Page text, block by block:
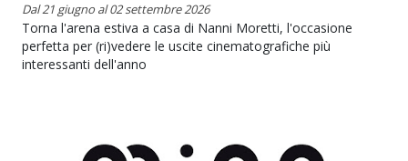
Dal 21 giugno al 02 settembre 2026
Torna l'arena estiva a casa di Nanni Moretti, l'occasione
perfetta per (ri)vedere le uscite cinematografiche più
interessanti dell'anno